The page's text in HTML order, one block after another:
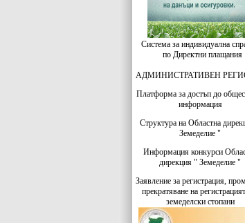
Система за индивидуална
по Директни плащания
АДМИНИСТРАТИВЕН
Платформа за достъп до
информация
Структура на Областна
Земеделие "
Информация конкурси
дирекция " Земеделие "
Заявление за регистрация,
прекратяване на
земеделски стопани